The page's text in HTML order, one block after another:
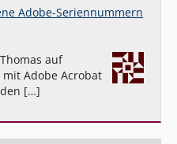
Adobe-Seriennummern
auf
Adobe Acrobat
[…]